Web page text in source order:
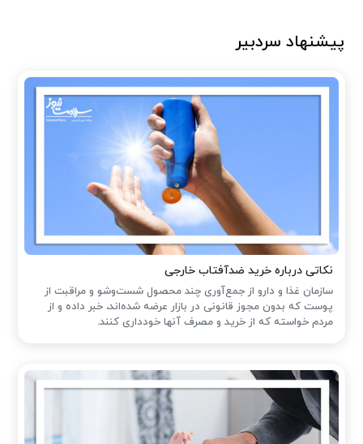
پیشنهاد سردبیر
نکاتی درباره خرید ضدآفتاب خارجی
سازمان غذا و دارو از جمع‌آوری چند محصول شست‌وشو و مراقبت از
پوست که بدون مجوز قانونی در بازار عرضه شده‌اند، خبر داده و از
مردم خواسته که از خرید و مصرف آنها خودداری کنند.